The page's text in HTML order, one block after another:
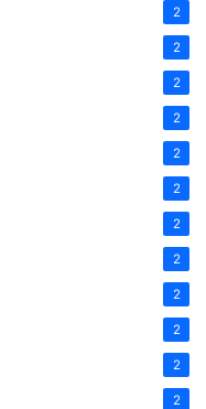
2
2
2
2
2
2
2
2
2
2
2
2